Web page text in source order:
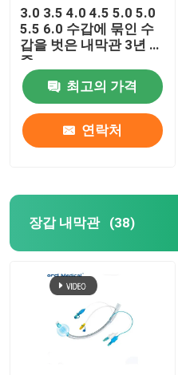
3.0 3.5 4.0 4.5 5.0 5.0
5.5 6.0 수갑에 묶인 수
갑을 벗은 내막관 3년 보
증
최고의 가격
연락처
장갑 내막관 (38)